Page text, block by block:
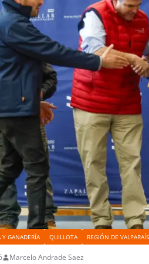
Y GANADERÍA QUILLOTA REGIÓN DE
Marcelo Andrade Saez